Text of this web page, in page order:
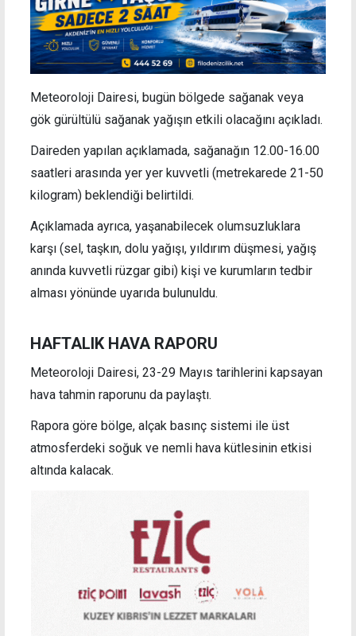
Meteoroloji Dairesi, bugün bölgede sağanak veya
gök gürültülü sağanak yağışın etkili olacağını açıkladı.
Daireden yapılan açıklamada, sağanağın 12.00-16.00
saatleri arasında yer yer kuvvetli (metrekarede 21-50
kilogram) beklendiği belirtildi.
Açıklamada ayrıca, yaşanabilecek olumsuzluklara
karşı (sel, taşkın, dolu yağışı, yıldırım düşmesi, yağış
anında kuvvetli rüzgar gibi) kişi ve kurumların tedbir
alması yönünde uyarıda bulunuldu.
HAFTALIK HAVA RAPORU
Meteoroloji Dairesi, 23-29 Mayıs tarihlerini kapsayan
hava tahmin raporunu da paylaştı.
Rapora göre bölge, alçak basınç sistemi ile üst
atmosferdeki soğuk ve nemli hava kütlesinin etkisi
altında kalacak.